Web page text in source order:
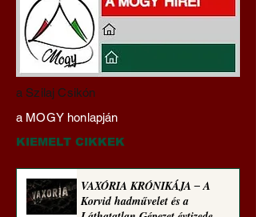
Darai Lajos:
Naplóbölcsességeim
(2025)
a Szilaj Csikón
a MOGY honlapján
KIEMELT CIKKEK
VAXÓRIA KRÓNIKÁJA ‒ A
Korvid hadművelet és a